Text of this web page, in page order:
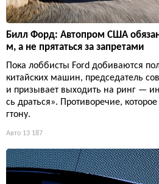
Билл Форд: Автопром США обязан
м, а не прятаться за запретами
Пока лоббисты Ford добиваются
китайских машин, председатель
и призывает выходить на ринг —
сь драться». Противоречие,
гтону.
Авто 13 187